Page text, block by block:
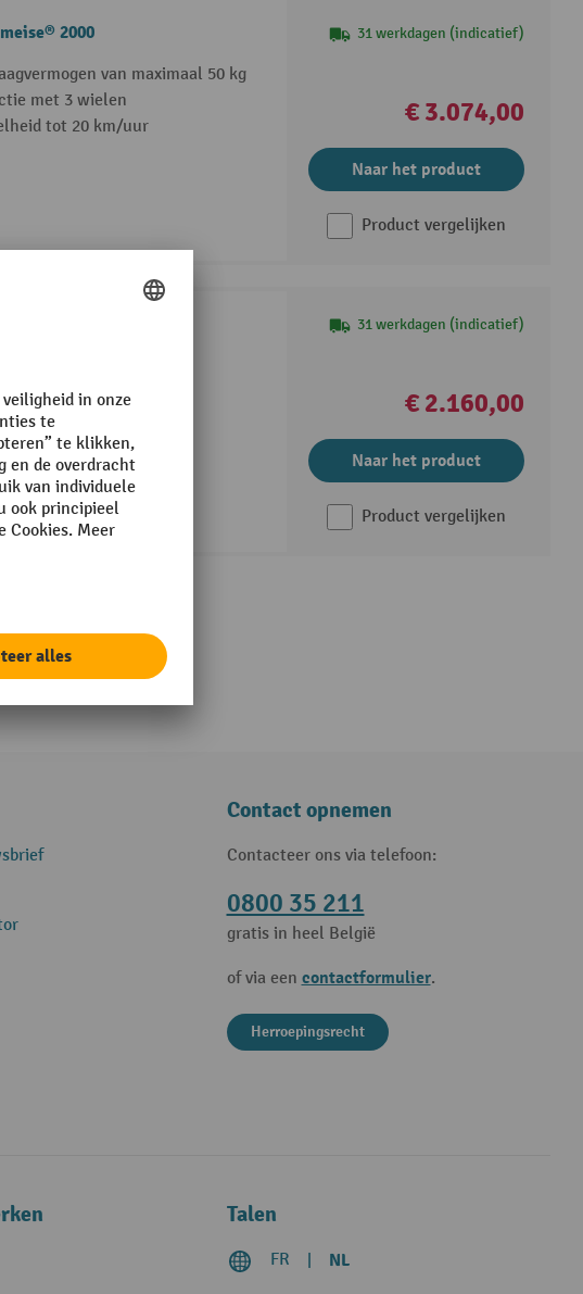
2000
van maximaal 50 kg
met 3 wielen
tot 20 km/uur
31 werkdagen (indicatief)
€ 3.074,00
Naar het product
Product vergelijken
met 300 W
lading
tot 20 km/h
31 werkdagen (indicatief)
€ 2.160,00
Naar het product
Product vergelijken
Contact opnemen
Contacteer ons via telefoon:
0800 35 211
gratis in heel België
of via een contactformulier.
Herroepingsrecht
Talen
FR NL